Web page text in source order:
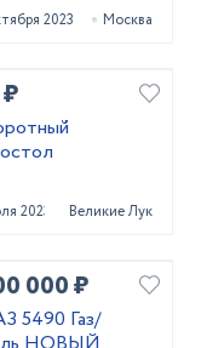
2023 Москва
2023 Великие Луки
000 ₽
5490 Газ/